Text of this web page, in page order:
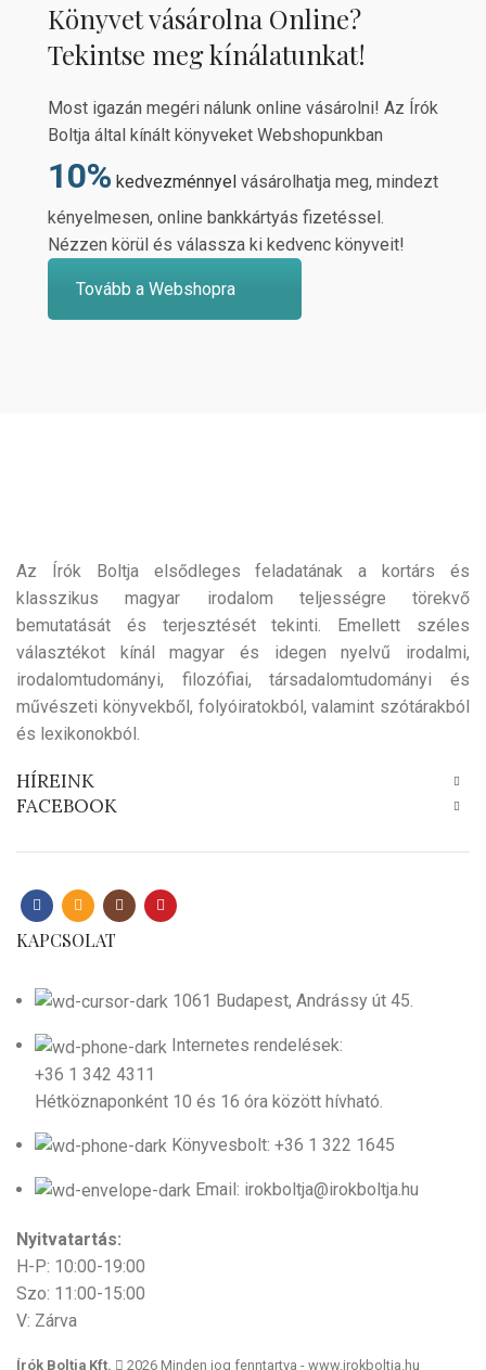
Könyvet vásárolna Online?
Tekintse meg kínálatunkat!
Most igazán megéri nálunk online vásárolni! Az Írók
Boltja által kínált könyveket Webshopunkban
10% kedvezménnyel vásárolhatja meg, mindezt
kényelmesen, online bankkártyás fizetéssel.
Nézzen körül és válassza ki kedvenc könyveit!
Tovább a Webshopra
Az Írók Boltja elsődleges feladatának a kortárs és
klasszikus magyar irodalom teljességre törekvő
bemutatását és terjesztését tekinti. Emellett széles
választékot kínál magyar és idegen nyelvű irodalmi,
irodalomtudományi, filozófiai, társadalomtudományi és
művészeti könyvekből, folyóiratokból, valamint szótárakból
és lexikonokból.
HÍREINK
FACEBOOK
KAPCSOLAT
1061 Budapest, Andrássy út 45.
Internetes rendelések:
+36 1 342 4311
Hétköznaponként 10 és 16 óra között hívható.
Könyvesbolt: +36 1 322 1645
Email: irokboltja@irokboltja.hu
Nyitvatartás:
H-P: 10:00-19:00
Szo: 11:00-15:00
V: Zárva
Írók Boltja Kft. 2026 Minden jog fenntartva - www.irokboltja.hu